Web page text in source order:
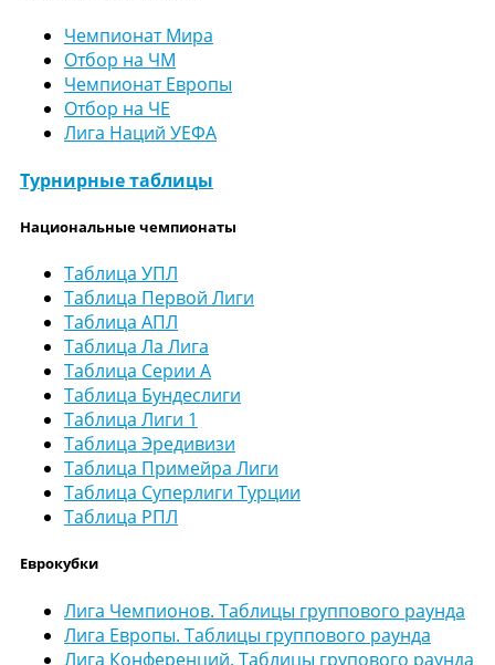
Чемпионат Мира
Отбор на ЧМ
Чемпионат Европы
Отбор на ЧЕ
Лига Наций УЕФА
Турнирные таблицы
Национальные чемпионаты
Таблица УПЛ
Таблица Первой Лиги
Таблица АПЛ
Таблица Ла Лига
Таблица Серии А
Таблица Бундеслиги
Таблица Лиги 1
Таблица Эредивизи
Таблица Примейра Лиги
Таблица Суперлиги Турции
Таблица РПЛ
Еврокубки
Лига Чемпионов. Таблицы группового раунда
Лига Европы. Таблицы группового раунда
Лига Конференций. Таблицы групового раунда